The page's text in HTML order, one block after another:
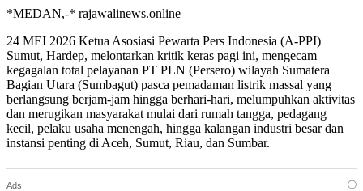
*MEDAN,-* rajawalinews.online
24 MEI 2026 Ketua Asosiasi Pewarta Pers Indonesia (A-PPI)
Sumut, Hardep, melontarkan kritik keras pagi ini, mengecam
kegagalan total pelayanan PT PLN (Persero) wilayah Sumatera
Bagian Utara (Sumbagut) pasca pemadaman listrik massal yang
berlangsung berjam-jam hingga berhari-hari, melumpuhkan aktivitas
dan merugikan masyarakat mulai dari rumah tangga, pedagang
kecil, pelaku usaha menengah, hingga kalangan industri besar dan
instansi penting di Aceh, Sumut, Riau, dan Sumbar.
Ads ⓘ